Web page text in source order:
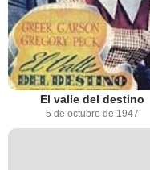
El valle del destino
5 de octubre de 1947